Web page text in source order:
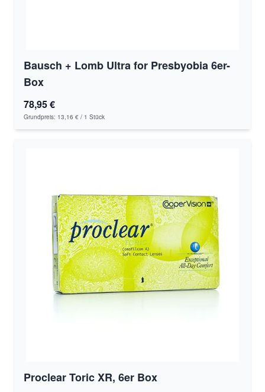
Bausch + Lomb Ultra for Presbyobia 6er-
Box
78,95 €
Grundpreis: 13,16 € / 1 Stück
Proclear Toric XR, 6er Box